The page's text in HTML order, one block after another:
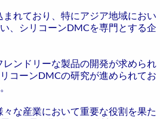
れており、特にアジア地域におい
、シリコーンDMCを専門とする企
ンドリーな製品の開発が求められ
コーンDMCの研究が進められてお
な産業において重要な役割を果た